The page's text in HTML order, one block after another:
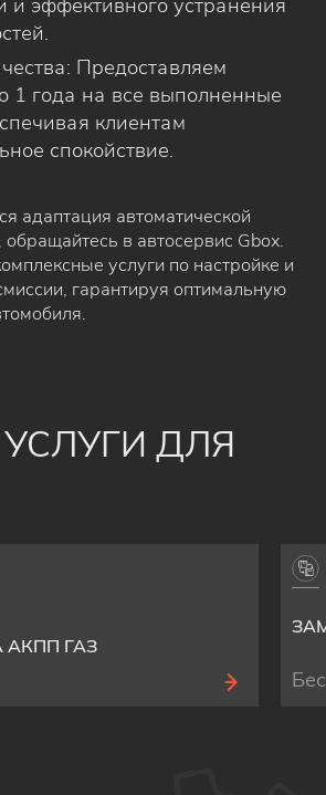
Предоставляем
1 года на все выполненные
клиентам
спокойствие.
адаптация автоматической
в автосервис Gbox.
услуги по настройке и
гарантируя оптимальную
ДЛЯ
ГАЗ